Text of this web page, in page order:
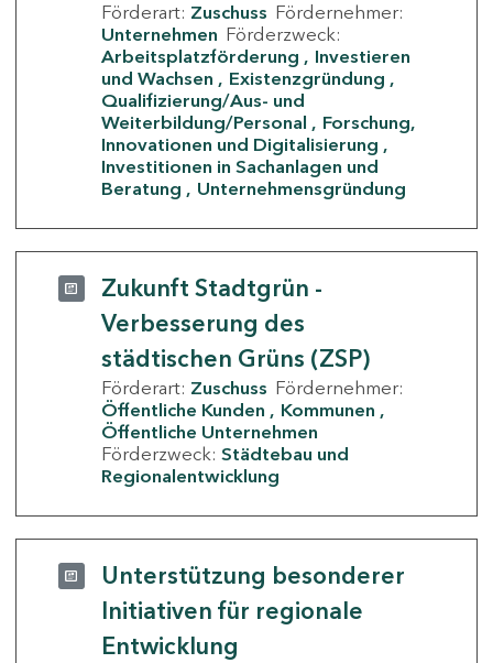
Förderart: Zuschuss Fördernehmer:
Unternehmen Förderzweck:
Arbeitsplatzförderung
Investieren
und Wachsen
Existenzgründung
Qualifizierung/Aus- und
Weiterbildung/Personal
Forschung,
Innovationen und Digitalisierung
Investitionen in Sachanlagen und
Beratung
Unternehmensgründung
Zukunft Stadtgrün -
Verbesserung des
städtischen Grüns (ZSP)
Förderart: Zuschuss Fördernehmer:
Öffentliche Kunden
Kommunen
Öffentliche Unternehmen
Förderzweck: Städtebau und
Regionalentwicklung
Unterstützung besonderer
Initiativen für regionale
Entwicklung